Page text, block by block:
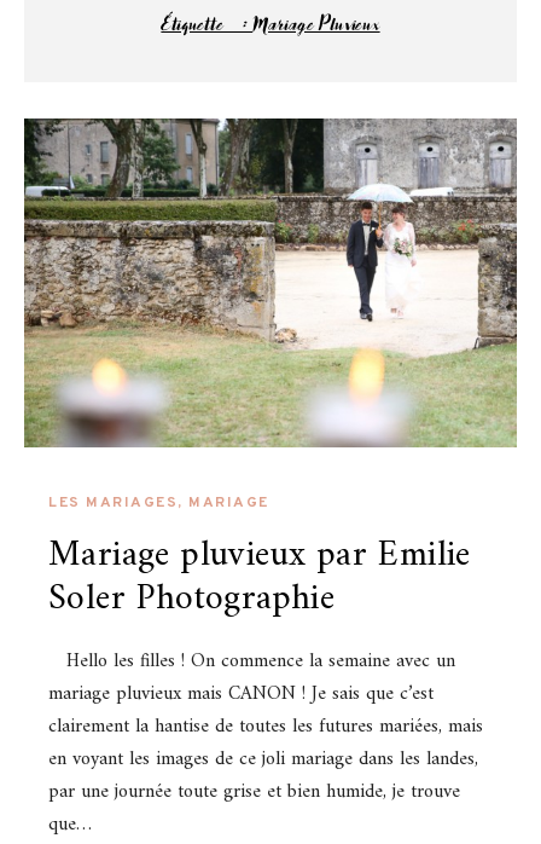
Étiquette :Mariage Pluvieux
LES MARIAGES, MARIAGE
Mariage pluvieux par Emilie
Soler Photographie
Hello les filles ! On commence la semaine avec un
mariage pluvieux mais CANON ! Je sais que c’est
clairement la hantise de toutes les futures mariées, mais
en voyant les images de ce joli mariage dans les landes,
par une journée toute grise et bien humide, je trouve
que…